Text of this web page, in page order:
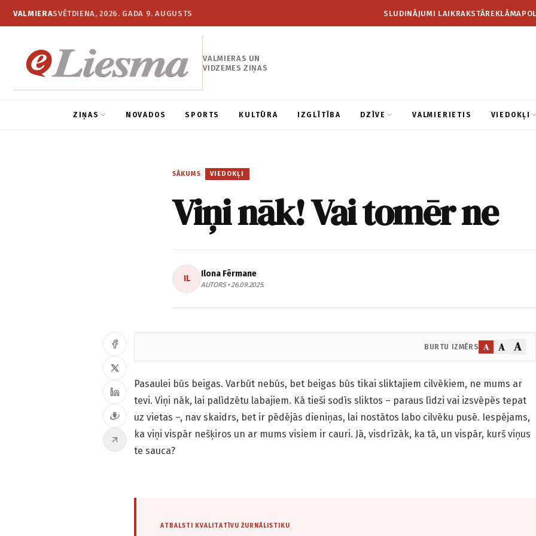
VALMIERASVĒTDIENA, 2026. GADA 9. AUGUSTS SLUDINĀJUMI LAIKRAKSTĀREKLĀMA
VALMIERAS UN
VIDZEMES ZIŅAS
ZIŅAS NOVADOS SPORTS KULTŪRA IZGLĪTĪBA DZĪVE VALMIERIETIS VIEDOKĻI
SĀKUMS / VIEDOKĻI
Viņi nāk! Vai tomēr ne
IL Ilona Fērmane
AUTORS • 26.09.2025.
BURTU IZMĒRS A A A
Pasaulei būs beigas. Varbūt nebūs, bet beigas būs tikai sliktajiem cilvēkiem, ne mums ar
tevi. Viņi nāk, lai palīdzētu labajiem. Kā tieši sodīs sliktos – paraus līdzi vai izsvēpēs tepat
uz vietas –, nav skaidrs, bet ir pēdējās dieniņas, lai nostātos labo cilvēku pusē. Iespējams,
ka viņi vispār nešķiros un ar mums visiem ir cauri. Jā, visdrīzāk, ka tā, un vispār, kurš viņus
te sauca?
ATBALSTI KVALITATĪVU ŽURNĀLISTIKU